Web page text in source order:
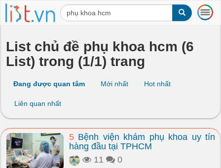
T
o
a
t
i
List chủ đề phụ khoa hcm (6
List) trong (1/1) trang
Đang được quan tâm Mới nhất Hot nhất
Liên quan nhất
5 Bệnh viện khám phụ khoa uy tín
hàng đầu tại TPHCM
11
0